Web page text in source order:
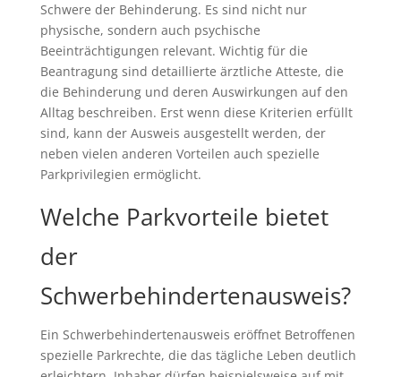
Schwere der Behinderung. Es sind nicht nur
physische, sondern auch psychische
Beeinträchtigungen relevant. Wichtig für die
Beantragung sind detaillierte ärztliche Atteste, die
die Behinderung und deren Auswirkungen auf den
Alltag beschreiben. Erst wenn diese Kriterien erfüllt
sind, kann der Ausweis ausgestellt werden, der
neben vielen anderen Vorteilen auch spezielle
Parkprivilegien ermöglicht.
Welche Parkvorteile bietet
der
Schwerbehindertenausweis?
Ein Schwerbehindertenausweis eröffnet Betroffenen
spezielle Parkrechte, die das tägliche Leben deutlich